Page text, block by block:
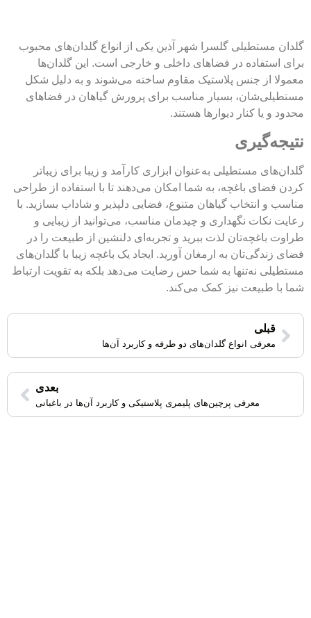
گلدان مستطیلی گلسرا شهر آذین یکی از انواع گلدان‌های محبوب
برای استفاده در فضاهای داخلی و خارجی است. این گلدان‌ها
معمولا از جنس پلاستیک مقاوم ساخته می‌شوند و به دلیل شکل
مستطیلی‌شان، بسیار مناسب برای پرورش گیاهان در فضاهای
محدود و یا کنار دیوارها هستند.
نتیجه‌گیری
گلدان‌های مستطیلی به‌عنوان ابزاری کارآمد و زیبا برای زیباتر
کردن فضای باغچه، به شما امکان می‌دهند تا با استفاده از طراحی
مناسب و انتخاب گیاهان متنوع، فضایی دلپذیر و شاداب بسازید. با
رعایت نکات نگهداری و چیدمان مناسب، می‌توانید از زیبایی و
طراوت باغچه‌تان لذت ببرید و تجربه‌ای دلنشین از طبیعت را در
فضای زندگی‌تان به ارمغان آورید. ایجاد یک باغچه زیبا با گلدان‌های
مستطیلی نه‌تنها به شما حس رضایت می‌دهد بلکه به تقویت ارتباط
شما با طبیعت نیز کمک می‌کند.
قبلی
معرفی انواع گلدان‌های دو طرفه و کاربرد آن‌ها
بعدی
معرفی پرچین‌های پلیمری پلاستیکی و کاربرد آن‌ها در باغبانی